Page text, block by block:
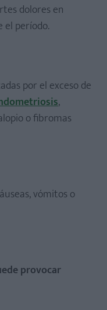
dolores en
el período.
por el exceso de
,
o fibromas
vómitos o
provocar